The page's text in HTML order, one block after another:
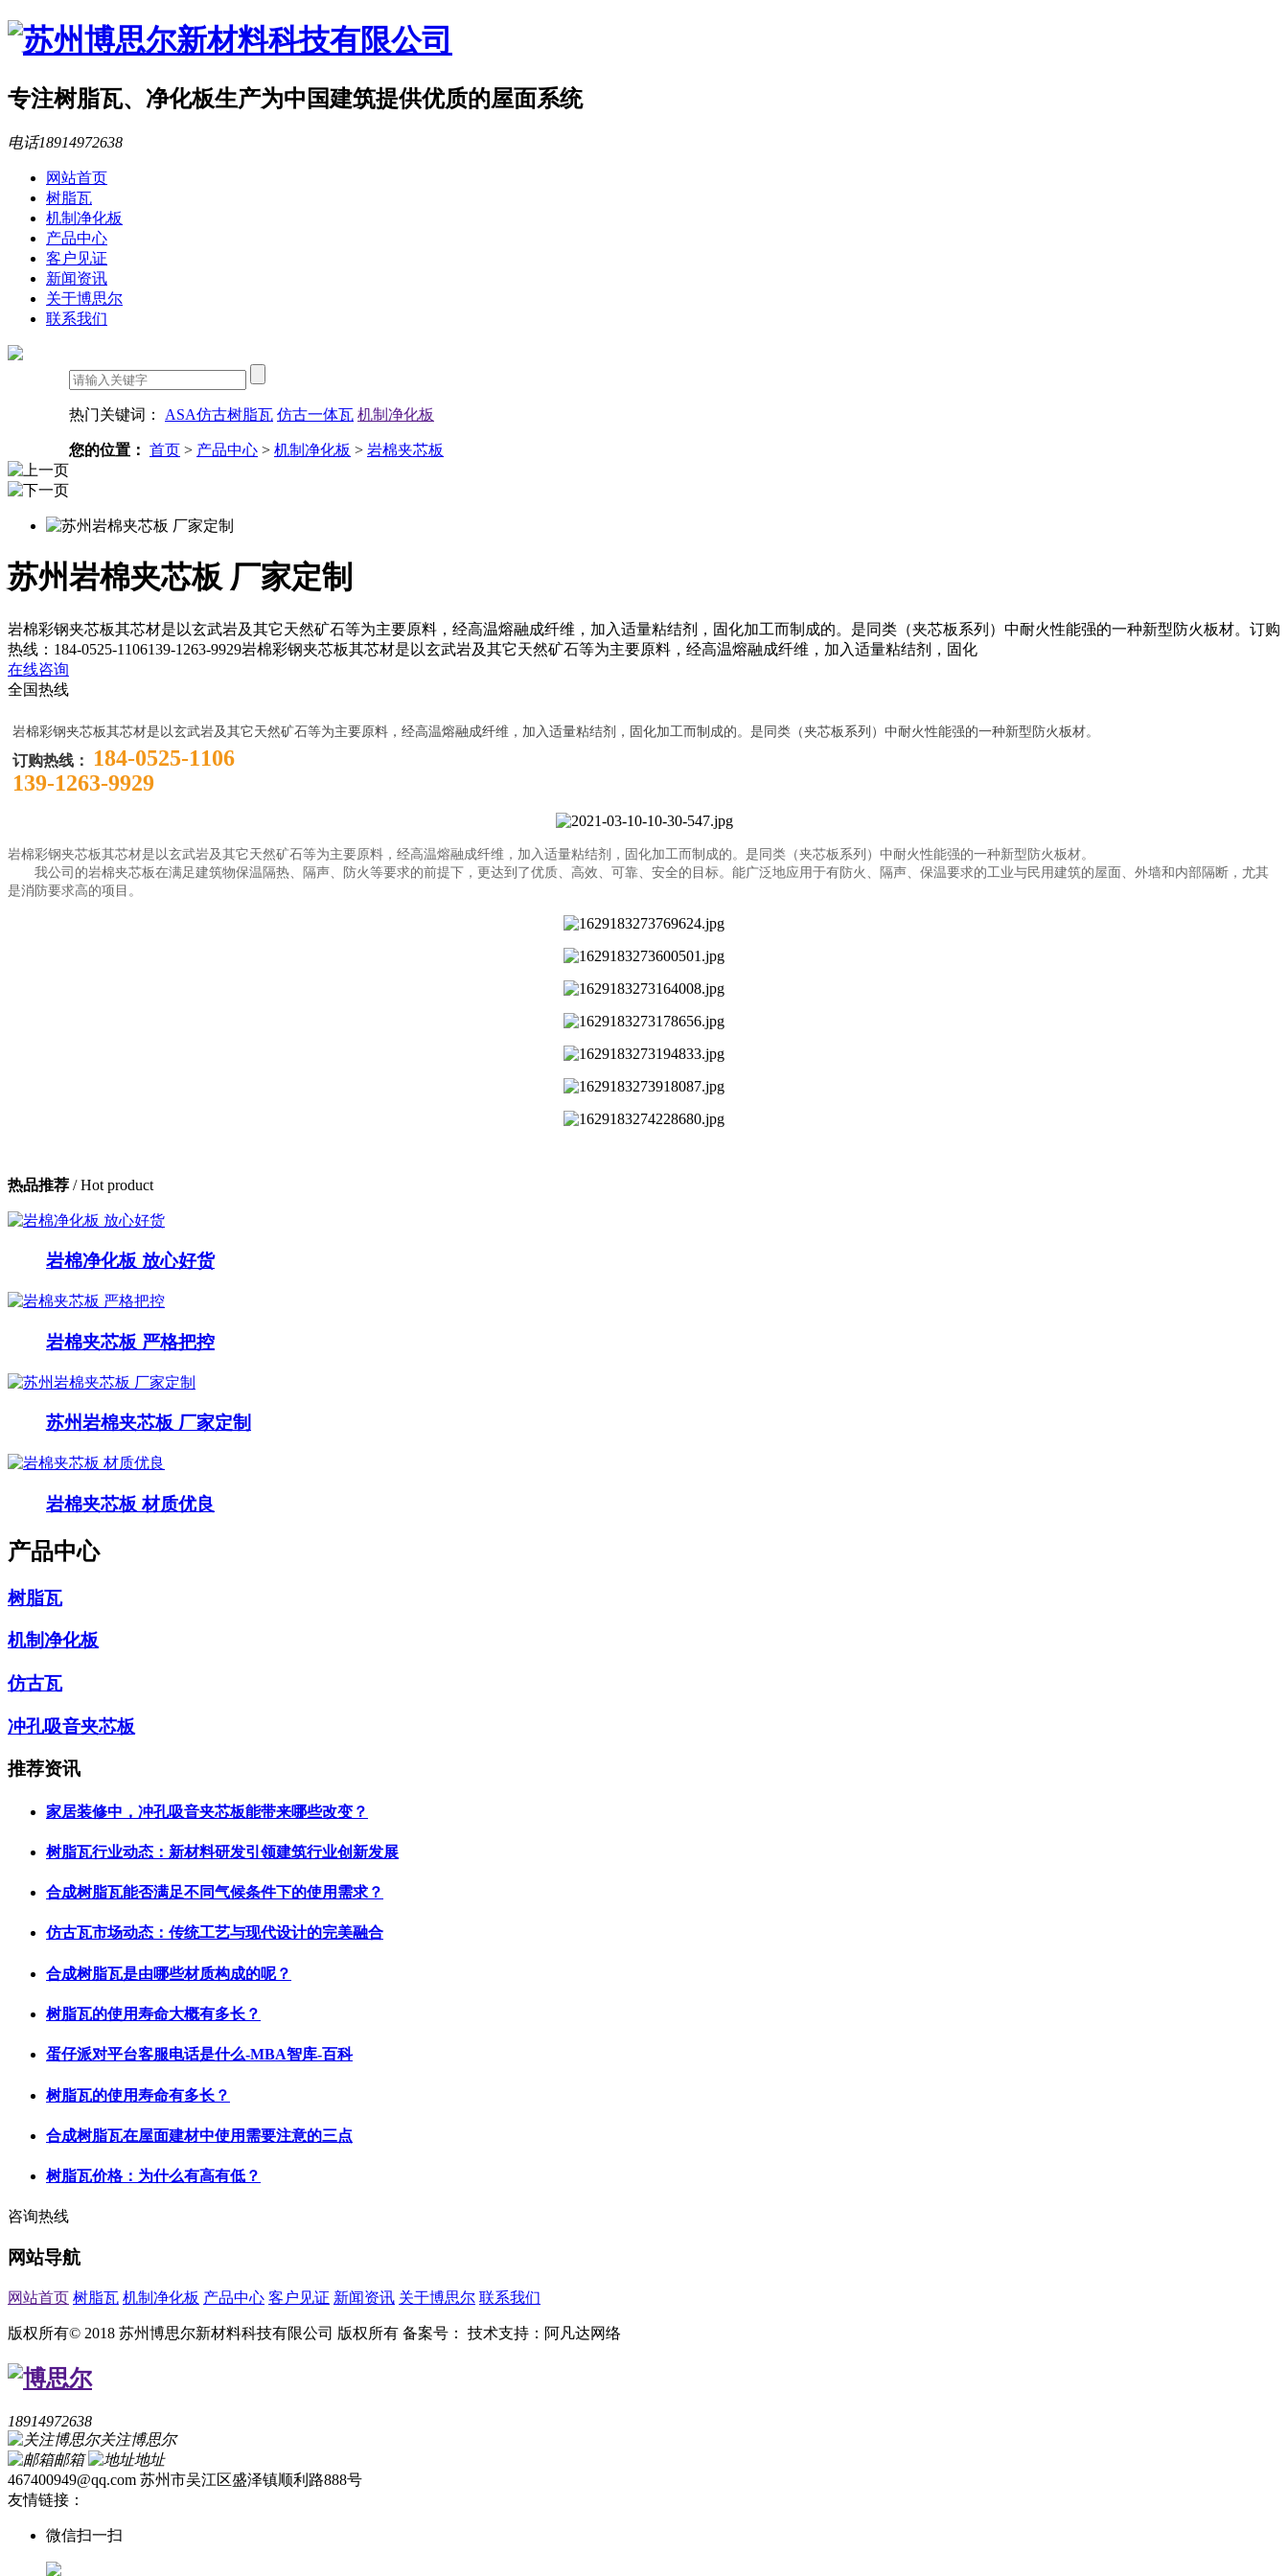
专注树脂瓦、净化板生产为中国建筑提供优质的屋面系统
电话18914972638
网站首页
树脂瓦
机制净化板
产品中心
客户见证
新闻资讯
关于博思尔
联系我们
热门关键词： ASA仿古树脂瓦 仿古一体瓦 机制净化板
您的位置： 首页 > 产品中心 > 机制净化板 > 岩棉夹芯板
苏州岩棉夹芯板 厂家定制
岩棉彩钢夹芯板其芯材是以玄武岩及其它天然矿石等为主要原料，经高温熔融成纤维，加入适量粘结剂，固化加工而制成的。是同类（夹芯板系列）中耐火性能强的一种新型防火板材。订购
热线：184-0525-1106139-1263-9929岩棉彩钢夹芯板其芯材是以玄武岩及其它天然矿石等为主要原料，经高温熔融成纤维，加入适量粘结剂，固化
在线咨询
全国热线
岩棉彩钢夹芯板其芯材是以玄武岩及其它天然矿石等为主要原料，经高温熔融成纤维，加入适量粘结剂，固化加工而制成的。是同类（夹芯板系列）中耐火性能强的一种新型防火板材。
订购热线：
184-0525-1106
139-1263-9929
岩棉彩钢夹芯板其芯材是以玄武岩及其它天然矿石等为主要原料，经高温熔融成纤维，加入适量粘结剂，固化加工而制成的。是同类（夹芯板系列）中耐火性能强的一种新型防火板材。
我公司的岩棉夹芯板在满足建筑物保温隔热、隔声、防火等要求的前提下，更达到了优质、高效、可靠、安全的目标。能广泛地应用于有防火、隔声、保温要求的工业与民用建筑的屋面、外墙和内部隔断，尤其
是消防要求高的项目。
热品推荐 / Hot product
岩棉净化板 放心好货
岩棉夹芯板 严格把控
苏州岩棉夹芯板 厂家定制
岩棉夹芯板 材质优良
产品中心
树脂瓦
机制净化板
仿古瓦
冲孔吸音夹芯板
推荐资讯
家居装修中，冲孔吸音夹芯板能带来哪些改变？
树脂瓦行业动态：新材料研发引领建筑行业创新发展
合成树脂瓦能否满足不同气候条件下的使用需求？
仿古瓦市场动态：传统工艺与现代设计的完美融合
合成树脂瓦是由哪些材质构成的呢？
树脂瓦的使用寿命大概有多长？
蛋仔派对平台客服电话是什么-MBA智库-百科
树脂瓦的使用寿命有多长？
合成树脂瓦在屋面建材中使用需要注意的三点
树脂瓦价格：为什么有高有低？
咨询热线
网站导航
网站首页 树脂瓦 机制净化板 产品中心 客户见证 新闻资讯 关于博思尔 联系我们
版权所有© 2018 苏州博思尔新材料科技有限公司 版权所有 备案号： 技术支持：阿凡达网络
18914972638
关注博思尔
邮箱
地址
467400949@qq.com 苏州市吴江区盛泽镇顺利路888号
友情链接：
微信扫一扫